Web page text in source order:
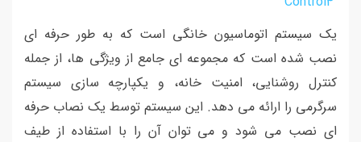
یک سیستم اتوماسیون خانگی است که به طور حرفه ای
نصب شده است که مجموعه ای جامع از ویژگی ها، از جمله
کنترل روشنایی، امنیت خانه، و یکپارچه سازی سیستم
سرگرمی را ارائه می دهد. این سیستم توسط یک نصاب حرفه
ای نصب می شود و می توان آن را با استفاده از طیف